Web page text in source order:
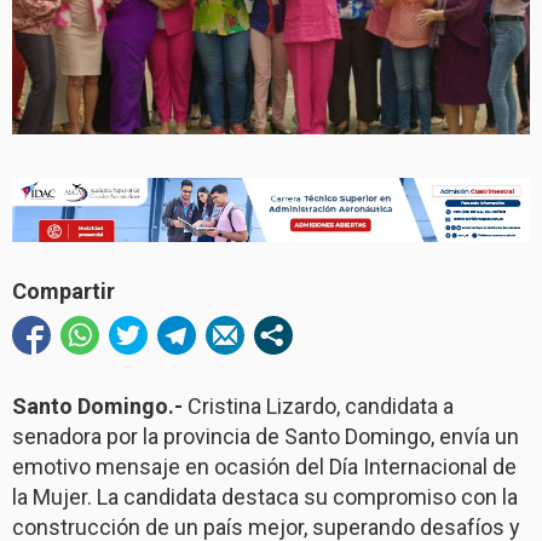
Compartir
Santo Domingo.- Cristina Lizardo, candidata a
senadora por la provincia de Santo Domingo, envía un
emotivo mensaje en ocasión del Día Internacional de
la Mujer. La candidata destaca su compromiso con la
construcción de un país mejor, superando desafíos y